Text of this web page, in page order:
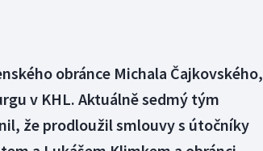
obránce Michala Čajkovského,
v KHL. Aktuálně sedmý tým
že prodloužil smlouvy s útočníky